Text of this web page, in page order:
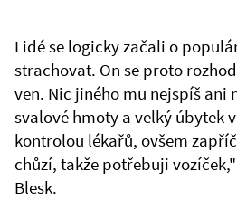
Lidé se logicky začali o
strachovat. On se proto
ven. Nic jiného mu nejspíš ani
svalové hmoty a velký úbytek
kontrolou lékařů, ovšem
chůzí, takže potřebuji
Blesk.